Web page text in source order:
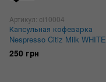
Артикул: ci10004
Капсульная кофеварка
Nespresso Citiz Milk WHITE
250 грн